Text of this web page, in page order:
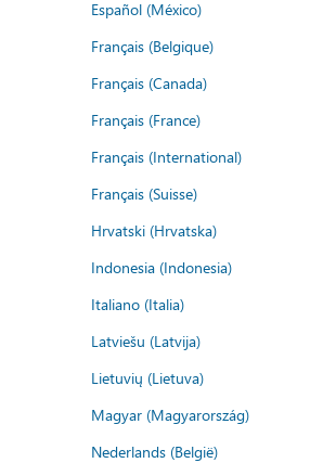
Español (México)
Français (Belgique)
Français (Canada)
Français (France)
Français (International)
Français (Suisse)
Hrvatski (Hrvatska)
Indonesia (Indonesia)
Italiano (Italia)
Latviešu (Latvija)
Lietuvių (Lietuva)
Magyar (Magyarország)
Nederlands (België)